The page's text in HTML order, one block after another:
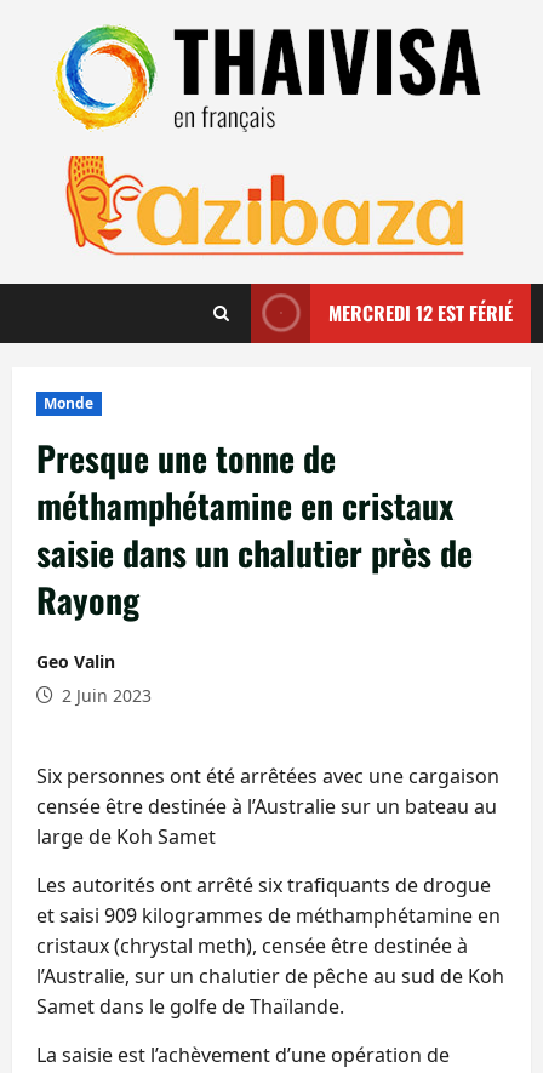
contenu
MERCREDI 12 EST FÉRIÉ
Monde
Presque une tonne de
méthamphétamine en cristaux
saisie dans un chalutier près de
Rayong
Geo Valin
2 Juin 2023
Six personnes ont été arrêtées avec une cargaison
censée être destinée à l’Australie sur un bateau au
large de Koh Samet
Les autorités ont arrêté six trafiquants de drogue
et saisi 909 kilogrammes de méthamphétamine en
cristaux (chrystal meth), censée être destinée à
l’Australie, sur un chalutier de pêche au sud de Koh
Samet dans le golfe de Thaïlande.
La saisie est l’achèvement d’une opération de